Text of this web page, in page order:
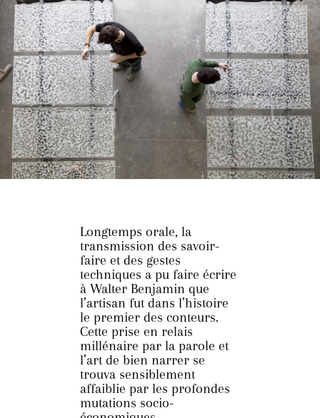
Longtemps orale, la
transmission des savoir-
faire et des gestes
techniques a pu faire écrire
à Walter Benjamin que
l’artisan fut dans l’histoire
le premier des conteurs.
Cette prise en relais
millénaire par la parole et
l’art de bien narrer se
trouva sensiblement
affaiblie par les profondes
mutations socio-